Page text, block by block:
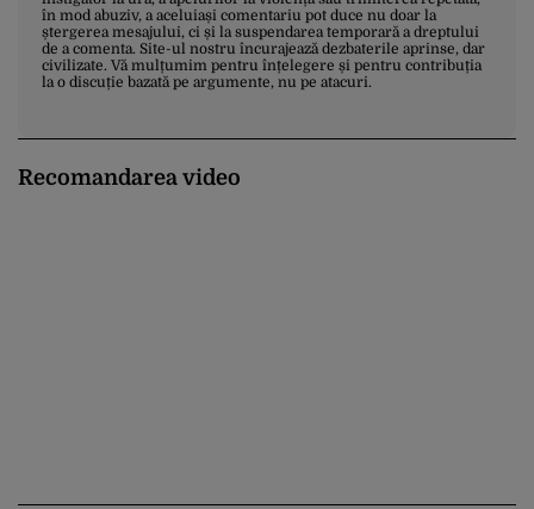
în mod abuziv, a aceluiași comentariu pot duce nu doar la
ștergerea mesajului, ci și la suspendarea temporară a dreptului
de a comenta. Site-ul nostru încurajează dezbaterile aprinse, dar
civilizate. Vă mulțumim pentru înțelegere și pentru contribuția
la o discuție bazată pe argumente, nu pe atacuri.
Recomandarea video